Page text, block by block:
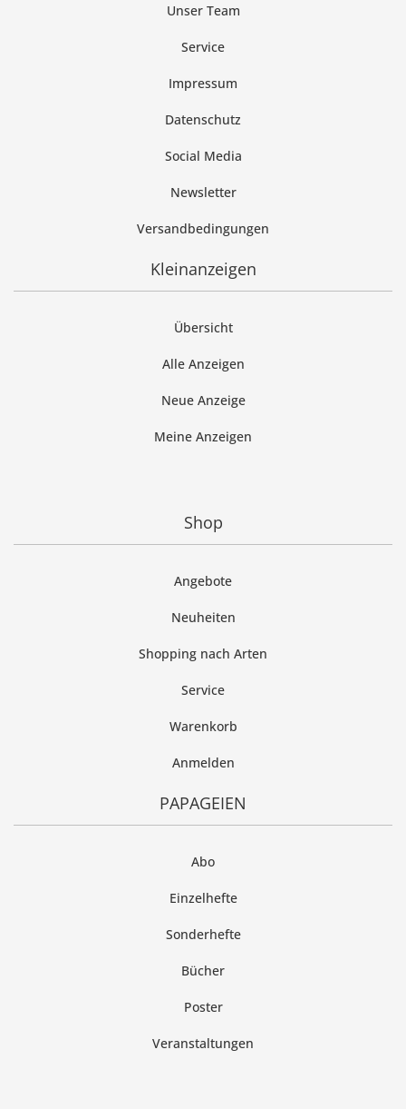
Unser Team
Service
Impressum
Datenschutz
Social Media
Newsletter
Versandbedingungen
Kleinanzeigen
Übersicht
Alle Anzeigen
Neue Anzeige
Meine Anzeigen
Shop
Angebote
Neuheiten
Shopping nach Arten
Service
Warenkorb
Anmelden
PAPAGEIEN
Abo
Einzelhefte
Sonderhefte
Bücher
Poster
Veranstaltungen